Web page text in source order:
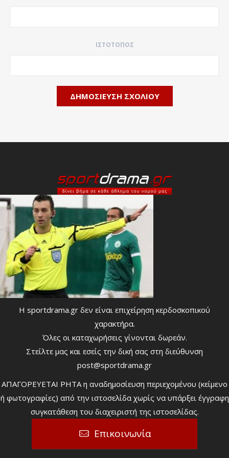
ΙΣΤΌΤΟΠΟΣ
Η sportdrama.gr δεν είναι επιχείρηση κερδοσκοπικού
χαρακτήρα.
Όλες οι καταχωρήσεις γίνονται δωρεάν.
Στείλτε μας και εσείς την δική σας στη διεύθυνση
post@sportdrama.gr
ΑΠΑΓΟΡΕΥΕΤΑΙ ΡΗΤΑ η αναδημοσίευση περιεχομένου (κείμενο
ή φωτογραφίες) από την ιστοσελίδα χωρίς να υπάρξει έγγραφη
συγκατάθεση του διαχειριστή της ιστοσελίδας.
Επικοινωνία